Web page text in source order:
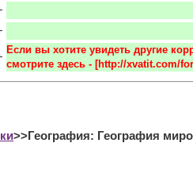
Если вы хотите увидеть другие
смотрите здесь - [http://xvatit.com/
>>География: География